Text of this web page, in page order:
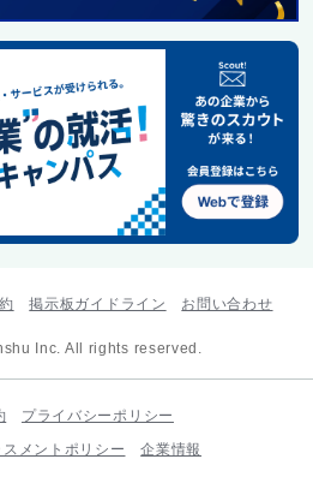
掲示板ガイドライン お問い合わせ
Inc. All rights reserved.
プライバシーポリシー
メントポリシー
企業情報